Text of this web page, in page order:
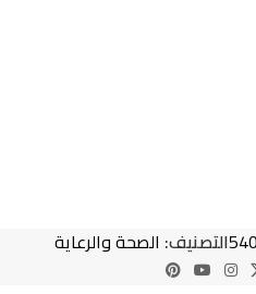
التصنيف: الصحة والرعاية